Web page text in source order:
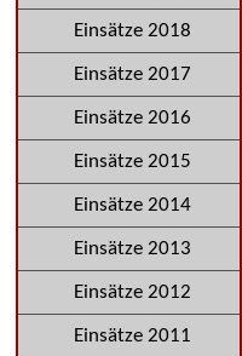
Einsätze 2018
Einsätze 2017
Einsätze 2016
Einsätze 2015
Einsätze 2014
Einsätze 2013
Einsätze 2012
Einsätze 2011